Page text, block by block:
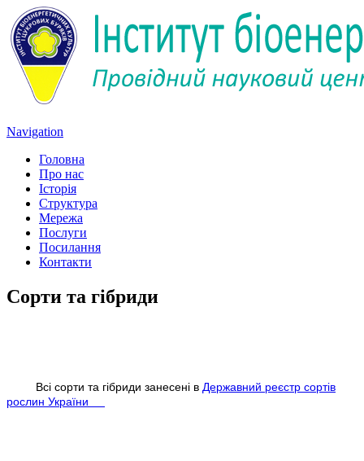
Navigation
Головна
Про нас
Історія
Структура
Мережа
Послуги
Посилання
Контакти
Сорти та гібриди
Всі сорти та гібриди занесені в Державний реєстр сортів
рослин України